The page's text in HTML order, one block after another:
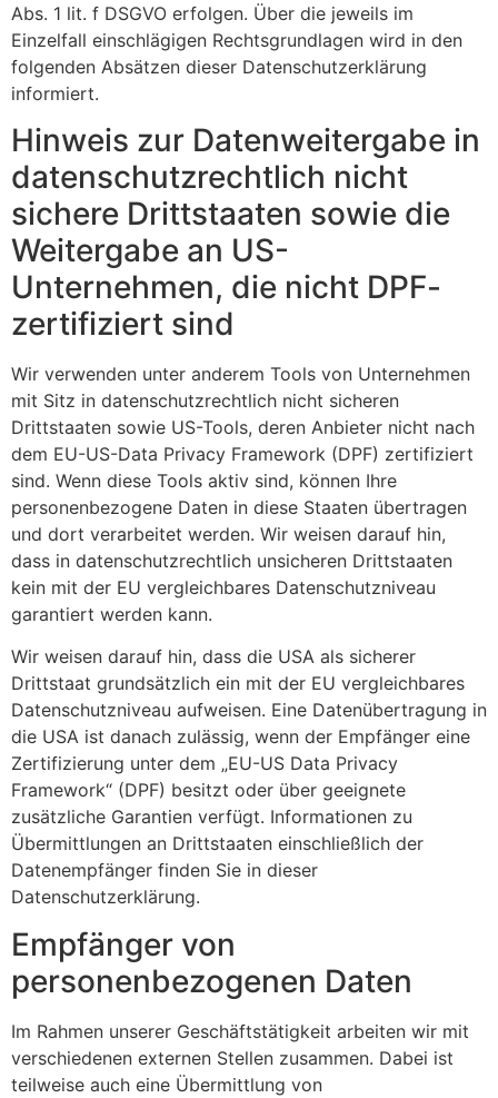
Abs. 1 lit. f DSGVO erfolgen. Über die jeweils im
Einzelfall einschlägigen Rechtsgrundlagen wird in den
folgenden Absätzen dieser Datenschutzerklärung
informiert.
Hinweis zur Datenweitergabe in
datenschutzrechtlich nicht
sichere Drittstaaten sowie die
Weitergabe an US-
Unternehmen, die nicht DPF-
zertifiziert sind
Wir verwenden unter anderem Tools von Unternehmen
mit Sitz in datenschutzrechtlich nicht sicheren
Drittstaaten sowie US-Tools, deren Anbieter nicht nach
dem EU-US-Data Privacy Framework (DPF) zertifiziert
sind. Wenn diese Tools aktiv sind, können Ihre
personenbezogene Daten in diese Staaten übertragen
und dort verarbeitet werden. Wir weisen darauf hin,
dass in datenschutzrechtlich unsicheren Drittstaaten
kein mit der EU vergleichbares Datenschutzniveau
garantiert werden kann.
Wir weisen darauf hin, dass die USA als sicherer
Drittstaat grundsätzlich ein mit der EU vergleichbares
Datenschutzniveau aufweisen. Eine Datenübertragung in
die USA ist danach zulässig, wenn der Empfänger eine
Zertifizierung unter dem „EU-US Data Privacy
Framework“ (DPF) besitzt oder über geeignete
zusätzliche Garantien verfügt. Informationen zu
Übermittlungen an Drittstaaten einschließlich der
Datenempfänger finden Sie in dieser
Datenschutzerklärung.
Empfänger von
personenbezogenen Daten
Im Rahmen unserer Geschäftstätigkeit arbeiten wir mit
verschiedenen externen Stellen zusammen. Dabei ist
teilweise auch eine Übermittlung von